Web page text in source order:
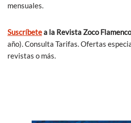
mensuales.
Suscríbetea la Revista Zoco Flamenco
año). Consulta Tarifas. Ofertas
revistas o más.